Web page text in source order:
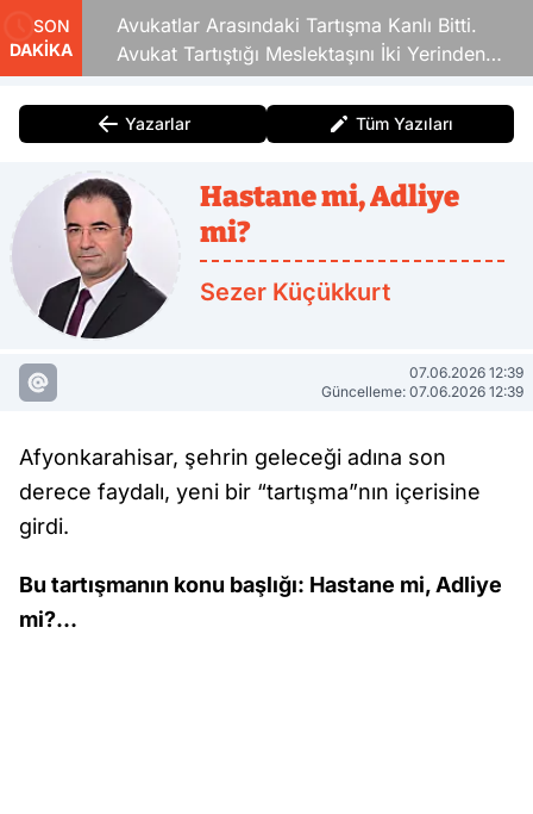
SON
DAKİKA
Avukatlar Arasındaki Tartışma Kanlı Bitti.
Avukat Tartıştığı Meslektaşını İki Yerinden
Vurdu
Yazarlar Tüm Yazıları
Hastane mi, Adliye
mi?
Sezer Küçükkurt
07.06.2026 12:39
Güncelleme: 07.06.2026 12:39
Afyonkarahisar, şehrin geleceği adına son
derece faydalı, yeni bir “tartışma”nın içerisine
girdi.
Bu tartışmanın konu başlığı: Hastane mi, Adliye
mi?…